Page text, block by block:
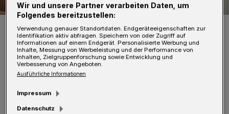
Bergischen Universität Dr. Dr. Lambert Koch die Umhängetaschen
für die Studienanfänger.
Foto: Lebenshilfe
Wir und unsere Partner verarbeiten Daten, um
Folgendes bereitzustellen:
Verwendung genauer Standortdaten. Endgeräteeigenschaften zur
Identifikation aktiv abfragen. Speichern von oder Zugriff auf
Informationen auf einem Endgerät. Personalisierte Werbung und
Inhalte, Messung von Werbeleistung und der Performance von
Inhalten, Zielgruppenforschung sowie Entwicklung und
Verbesserung von Angeboten.
Ausführliche Informationen
Impressum
Datenschutz